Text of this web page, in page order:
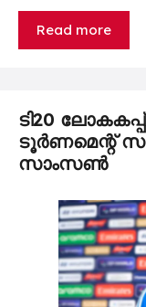
Read more
ടി20
ടൂർണമെന്റ്
സാംസൺ